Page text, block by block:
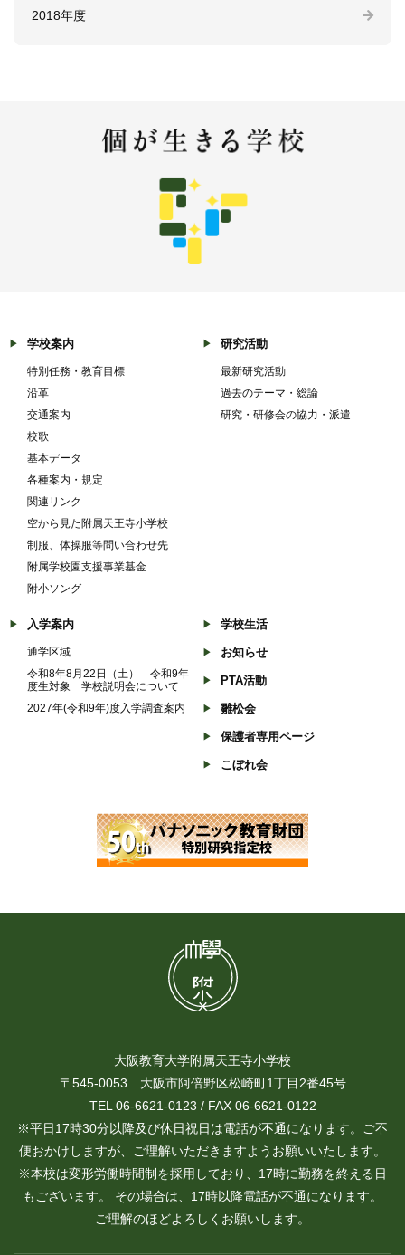
2018年度
学校案内
特別任務・教育目標
沿革
交通案内
校歌
基本データ
各種案内・規定
関連リンク
空から見た附属天王寺小学校
制服、体操服等問い合わせ先
附属学校園支援事業基金
附小ソング
研究活動
最新研究活動
過去のテーマ・総論
研究・研修会の協力・派遣
入学案内
通学区域
令和8年8月22日（土） 令和9年
度生対象 学校説明会について
2027年(令和9年)度入学調査案内
学校生活
お知らせ
PTA活動
雛松会
保護者専用ページ
こぼれ会
大阪教育大学附属天王寺小学校
〒545-0053 大阪市阿倍野区松崎町1丁目2番45号
TEL 06-6621-0123 / FAX 06-6621-0122
※平日17時30分以降及び休日祝日は電話が不通になります。ご不
便おかけしますが、ご理解いただきますようお願いいたします。
※本校は変形労働時間制を採用しており、17時に勤務を終える日
もございます。 その場合は、17時以降電話が不通になります。
ご理解のほどよろしくお願いします。